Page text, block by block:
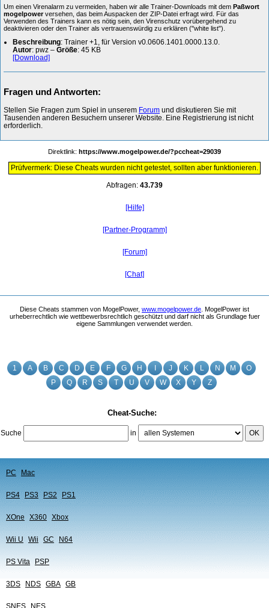
1 A B C D E F G H I J K L N M
O
P
Q R S T U V W X Y Z
Cheat-Suche:
Suche in OK
PC Mac
PS4 PS3 PS2 PS1
XOne X360 Xbox
Wii U Wii GC N64
PS Vita PSP
3DS NDS GBA GB
SNES NES
Um einen Virenalarm zu vermeiden, haben wir alle Trainer-Downloads mit dem Paßwort
mogelpowerversehen, das beim Auspacken der ZIP-Datei erfragt wird. Für das
Verwenden des Trainers kann es nötig sein, den Virenschutz vorübergehend zu
deaktivieren oder den Trainer als vertrauenswürdig zu erklären ("white list").
Beschreibung: Trainer +1, für Version v0.0606.1401.0000.13.0.
Autor: pwz – Größe: 45 KB
[Download]
Fragen und Antworten:
Stellen Sie Fragen zum Spiel in unserem Forum und diskutieren Sie mit
Tausenden anderen Besuchern unserer Website. Eine Registrierung ist nicht
erforderlich.
Direktlink: https://www.mogelpower.de/?pccheat=29039
Prüfvermerk: Diese Cheats wurden nicht getestet, sollten aber funktionieren.
Abfragen: 43.739
[Hilfe]
[Partner-Programm]
[Forum]
[Chat]
Diese Cheats stammen von MogelPower, www.mogelpower.de . MogelPower ist
urheberrechtlich wie wettbewerbsrechtlich geschützt und darf nicht als Grundlage fuer
eigene Sammlungen verwendet werden.